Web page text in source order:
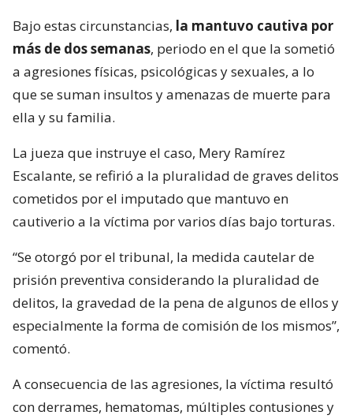
Bajo estas circunstancias, la mantuvo cautiva por
más de dos semanas, periodo en el que la sometió
a agresiones físicas, psicológicas y sexuales, a lo
que se suman insultos y amenazas de muerte para
ella y su familia.
La jueza que instruye el caso, Mery Ramírez
Escalante, se refirió a la pluralidad de graves delitos
cometidos por el imputado que mantuvo en
cautiverio a la víctima por varios días bajo torturas.
“Se otorgó por el tribunal, la medida cautelar de
prisión preventiva considerando la pluralidad de
delitos, la gravedad de la pena de algunos de ellos y
especialmente la forma de comisión de los mismos”,
comentó.
A consecuencia de las agresiones, la víctima resultó
con derrames, hematomas, múltiples contusiones y